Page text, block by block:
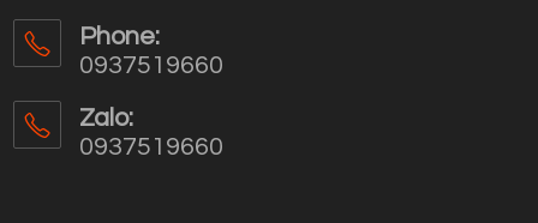
Phone:
0937519660
in
your
Zalo:
0937519660